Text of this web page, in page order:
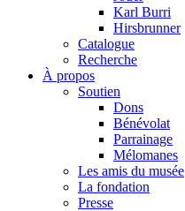
Karl Burri
Hirsbrunner
Catalogue
Recherche
À propos
Soutien
Dons
Bénévolat
Parrainage
Mélomanes
Les amis du musée
La fondation
Presse